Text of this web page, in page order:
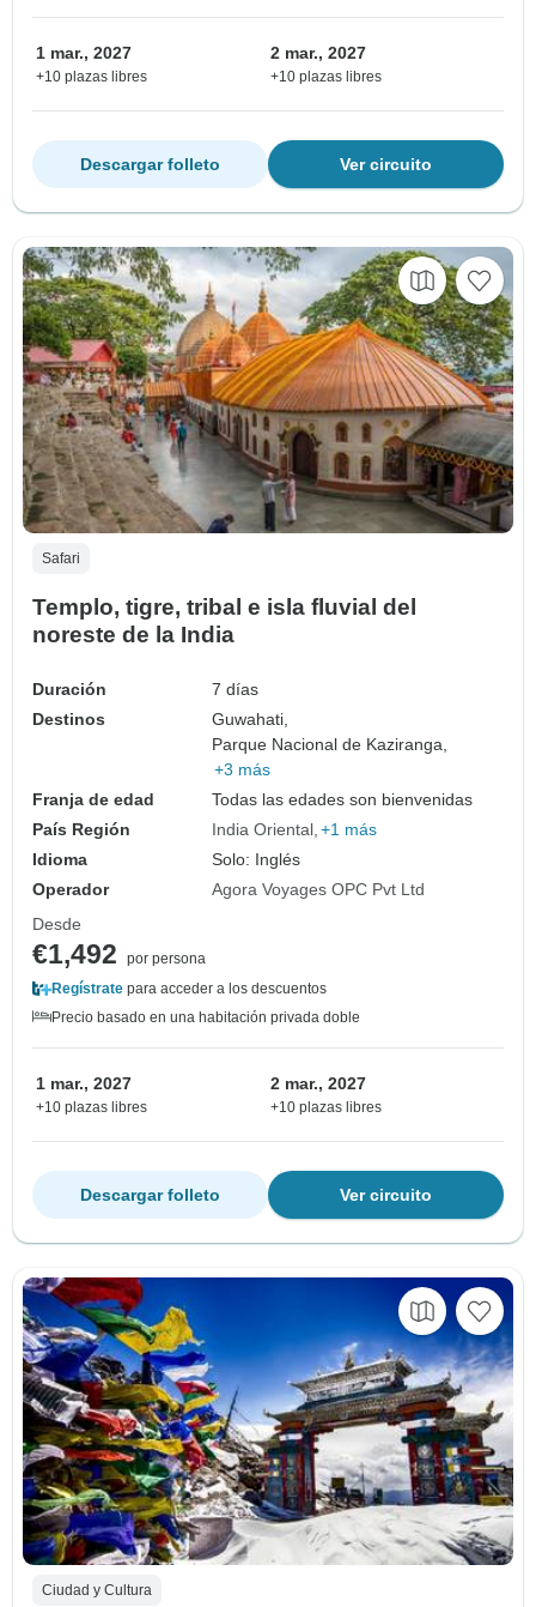
1 mar., 2027
+10 plazas libres
2 mar., 2027
+10 plazas libres
Ver circuito
Descargar folleto
Safari
Templo, tigre, tribal e isla fluvial del
noreste de la India
Duración
7 días
Destinos
Guwahati,
Parque Nacional de Kaziranga,
+3 más
Franja de edad
Todas las edades son bienvenidas
País Región
India Oriental +1 más
Idioma
Solo: Inglés
Operador
Agora Voyages OPC Pvt Ltd
Desde
€1,492
por persona
Regístrate para acceder a los descuentos
Precio basado en una habitación privada doble
1 mar., 2027
+10 plazas libres
2 mar., 2027
+10 plazas libres
Ver circuito
Descargar folleto
Ciudad y Cultura